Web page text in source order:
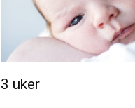
3 uker